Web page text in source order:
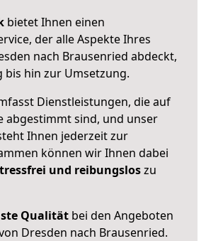
bietet Ihnen einen
der alle Aspekte Ihres
nach Brausenried abdeckt,
bis hin zur Umsetzung.
Dienstleistungen, die auf
abgestimmt sind, und unser
Ihnen jederzeit zur
können wir Ihnen dabei
und reibungsloszu
Qualität bei den Angeboten
Dresden nach Brausenried.